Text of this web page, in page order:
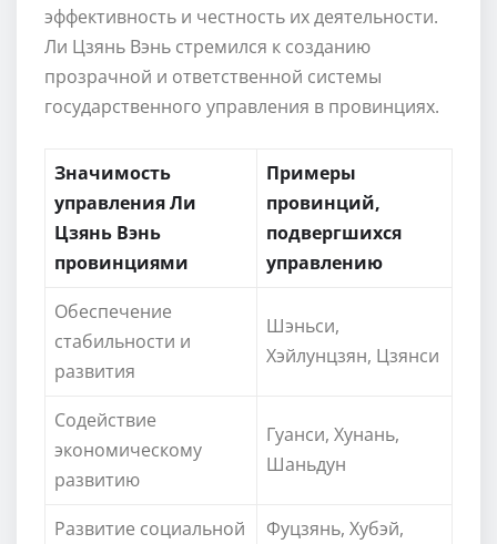
эффективность и честность их деятельности.
Ли Цзянь Вэнь стремился к созданию
прозрачной и ответственной системы
государственного управления в провинциях.
Значимость
управления Ли
Цзянь Вэнь
провинциями
Примеры
провинций,
подвергшихся
управлению
Обеспечение
стабильности и
развития
Шэньси,
Хэйлунцзян, Цзянси
Содействие
экономическому
развитию
Гуанси, Хунань,
Шаньдун
Развитие социальной
Фуцзянь, Хубэй,